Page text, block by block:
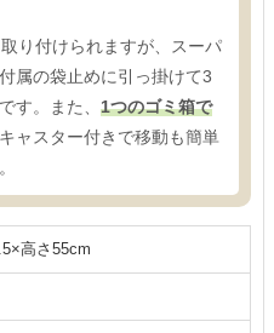
り付けられますが、スーパ
属の袋止めに引っ掛けて3
す。また、 1つのゴミ箱で
ャスター付きで移動も簡単
高さ55cm